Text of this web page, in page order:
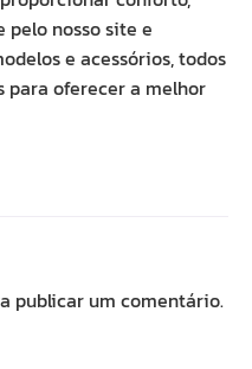
pelo nosso site e
e acessórios, todos
para oferecer a melhor
publicar um comentário.